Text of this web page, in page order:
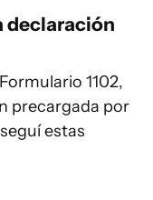
declaración
1102,
precargada por
estas